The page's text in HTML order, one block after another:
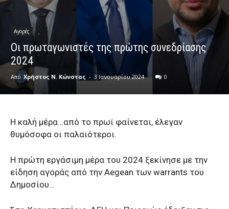
Αγορές
Οι πρωταγωνιστές της πρώτης συνεδρίασης
2024
Από Χρήστος Ν. Κώνστας - 3 Ιανουαρίου 2024 0
Η καλή μέρα…από το πρωϊ φαίνεται, έλεγαν
θυμόσοφα οι παλαιότεροι.
H πρώτη εργάσιμη μέρα του 2024 ξεκίνησε με την
είδηση αγοράς από την Aegean των warrants του
Δημοσίου…